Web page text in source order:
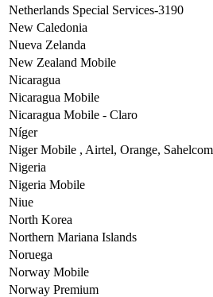
Netherlands Special Services-3190
New Caledonia
Nueva Zelanda
New Zealand Mobile
Nicaragua
Nicaragua Mobile
Nicaragua Mobile - Claro
Níger
Niger Mobile , Airtel, Orange, Sahelcom
Nigeria
Nigeria Mobile
Niue
North Korea
Northern Mariana Islands
Noruega
Norway Mobile
Norway Premium